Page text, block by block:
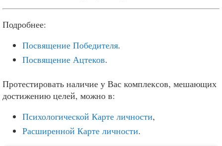
Подробнее:
Посвящение Победителя.
Посвящение Ацтеков.
Протестировать наличие у Вас комплексов, мешающих
достижению целей, можно в:
Психологической Карте личности,
Расширенной Карте личности.